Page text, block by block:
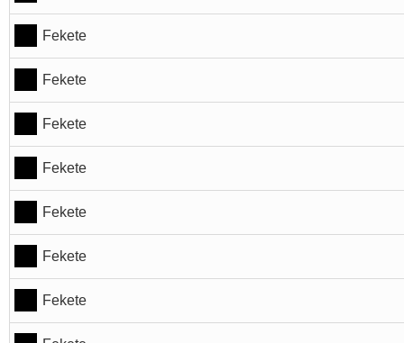
Fekete
Fekete
Fekete
Fekete
Fekete
Fekete
Fekete